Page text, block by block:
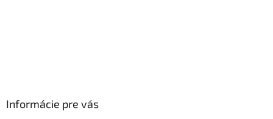
Informácie pre vás